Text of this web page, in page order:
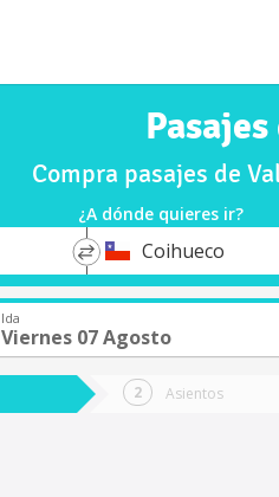
Compra pasajes de
¿A dónde quieres ir?
*
DestinoCoihueco
Ida
Viernes 07 Agosto
Asientos